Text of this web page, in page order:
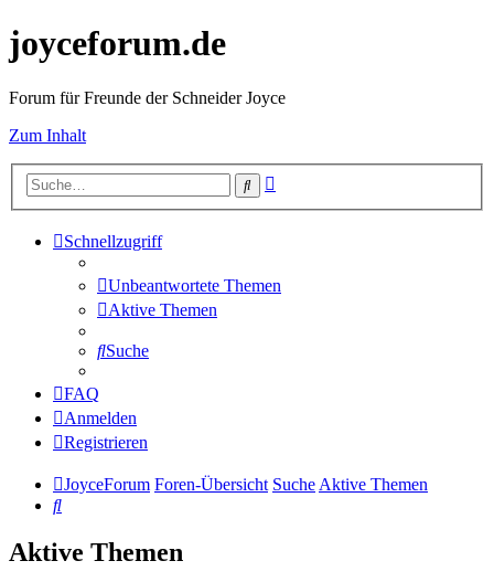
joyceforum.de
Forum für Freunde der Schneider Joyce
Zum Inhalt
Suche
Schnellzugriff
Unbeantwortete Themen
Aktive Themen
Suche
FAQ
Anmelden
Registrieren
JoyceForum Foren-Übersicht SucheAktive Themen
Suche
Aktive Themen